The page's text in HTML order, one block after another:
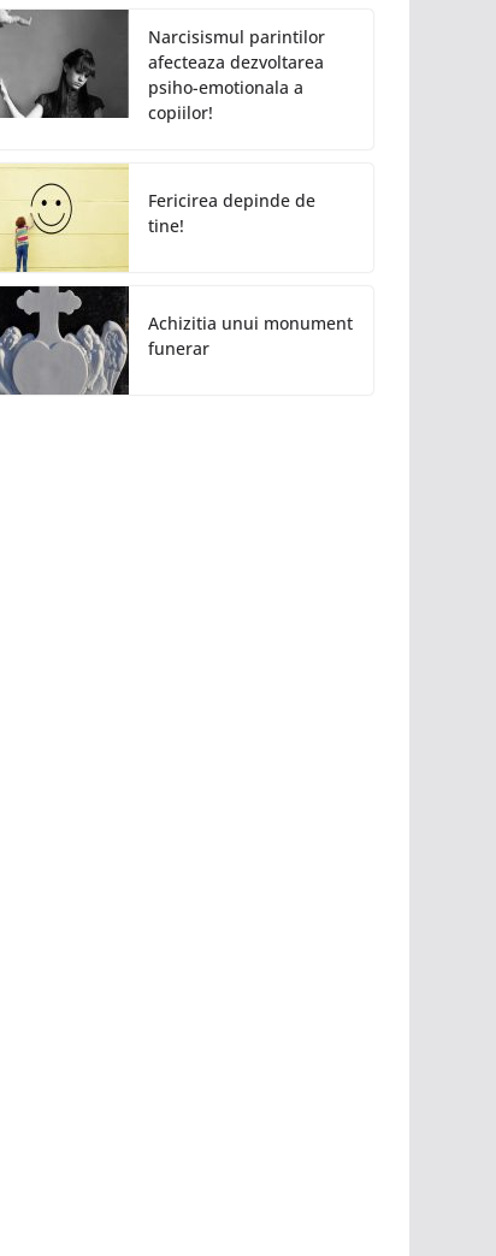
Narcisismul parintilor
afecteaza dezvoltarea
psiho-emotionala a
copiilor!
Fericirea depinde de
tine!
Achizitia unui monument
funerar